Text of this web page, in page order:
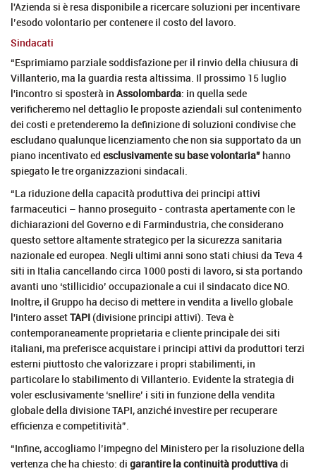
l'Azienda si è resa disponibile a ricercare soluzioni per incentivare
l’esodo volontario per contenere il costo del lavoro.
Sindacati
“Esprimiamo parziale soddisfazione per il rinvio della chiusura di
Villanterio, ma la guardia resta altissima. Il prossimo 15 luglio
l'incontro si sposterà in Assolombarda: in quella sede
verificheremo nel dettaglio le proposte aziendali sul contenimento
dei costi e pretenderemo la definizione di soluzioni condivise che
escludano qualunque licenziamento che non sia supportato da un
piano incentivato ed esclusivamente su base volontaria”hanno
spiegato le tre organizzazioni sindacali.
“La riduzione della capacità produttiva dei principi attivi
farmaceutici – hanno proseguito - contrasta apertamente con le
dichiarazioni del Governo e di Farmindustria, che considerano
questo settore altamente strategico per la sicurezza sanitaria
nazionale ed europea. Negli ultimi anni sono stati chiusi da Teva 4
siti in Italia cancellando circa 1000 posti di lavoro, si sta portando
avanti uno ‘stillicidio’ occupazionale a cui il sindacato dice NO.
Inoltre, il Gruppo ha deciso di mettere in vendita a livello globale
l'intero assetTAPI (divisione principi attivi). Teva è
contemporaneamente proprietaria e cliente principale dei siti
italiani, ma preferisce acquistare i principi attivi da produttori terzi
esterni piuttosto che valorizzare i propri stabilimenti, in
particolare lo stabilimento di Villanterio. Evidente la strategia di
voler esclusivamente ‘snellire’ i siti in funzione della vendita
globale della divisione TAPI, anziché investire per recuperare
efficienza e competitività”.
“Infine, accogliamo l’impegno del Ministero per la risoluzione della
vertenza che ha chiesto: di garantire la continuità produttivadi